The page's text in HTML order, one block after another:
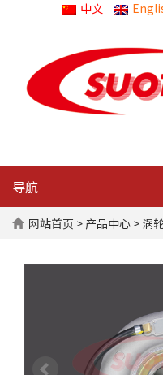
中文
导航
网站首页 > 产品中心 > 涡